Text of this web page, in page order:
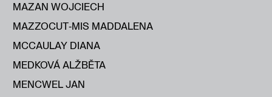
MAZAN WOJCIECH
MAZZOCUT‑MIS MADDALENA
MCCAULAY DIANA
MEDKOVÁ ALŽBĔTA
MENCWEL JAN